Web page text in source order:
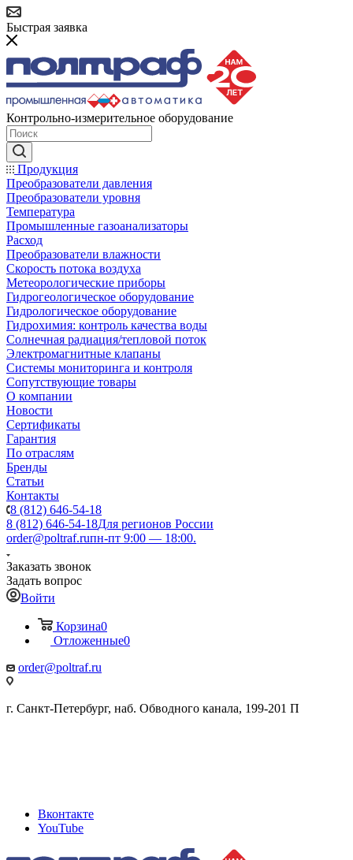
Быстрая заявка
Контрольно-измерительное оборудование
Продукция
Преобразователи давления
Преобразователи уровня
Температура
Промышленные газоанализаторы
Расход
Преобразователи влажности
Скорость потока воздуха
Метеорологические приборы
Гидрогеологическое оборудование
Гидрологическое оборудование
Гидрохимия: контроль качества воды
Солнечная радиация/тепловой поток
Электромагнитные клапаны
Системы мониторинга и контроля
Сопутствующие товары
О компании
Новости
Сертификаты
Гарантия
По отраслям
Бренды
Статьи
Контакты
8 (812) 646-54-18
8 (812) 646-54-18Для регионов России
order@poltraf.ruпн-пт 9:00 — 18:00.
Заказать звонок
Задать вопрос
Войти
Корзина0
Отложенные0
order@poltraf.ru
г. Санкт-Петербург, наб. Обводного канала, 199-201 П
Вконтакте
YouTube